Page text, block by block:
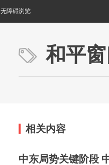
无障碍浏览
和平窗
相关内容
中东局势关键阶段